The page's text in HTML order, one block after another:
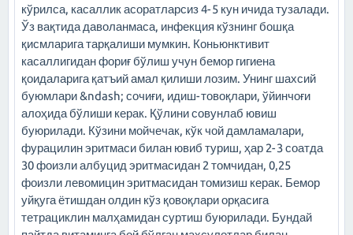
кўрилса, касаллик асоратларсиз 4-5 кун ичида тузалади.
Ўз вақтида даволанмаса, инфекция кўзнинг бошқа
қисмларига тарқалиши мумкин. Коньюнктивит
касаллигидан фориғ бўлиш учун бемор гигиена
қоидаларига қатъий амал қилиши лозим. Унинг шахсий
буюмлари &ndash; сочиғи, идиш-товоқлари, ўйинчоғи
алоҳида бўлиши керак. Қўлини совунлаб ювиш
буюрилади. Кўзини мойчечак, кўк чой дамламалари,
фурацилин эритмаси билан ювиб туриш, ҳар 2-3 соатда
30 фоизли албуцид эритмасидан 2 томчидан, 0,25
фоизли левомицин эритмасидан томизиш керак. Бемор
уйқуга ётишдан олдин кўз қовоқлари орқасига
тетрациклин малҳамидан суртиш буюрилади. Бундай